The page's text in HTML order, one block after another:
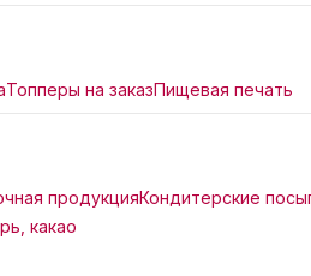
Топперы на заказПищевая печать
продукцияКондитерские
какао